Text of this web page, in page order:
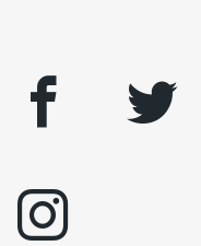
facebook twitter
instagram